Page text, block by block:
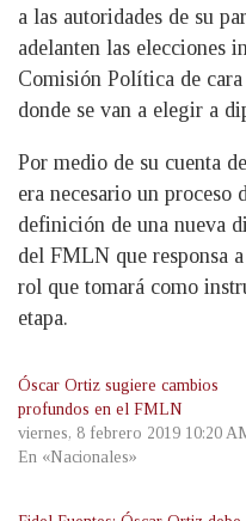
a las autoridades de su
adelanten las elecciones
Comisión Política de
donde se van a elegir a
Por medio de su cuenta
era necesario un proceso
definición de una nueva
del FMLN que responsa
rol que tomará como
etapa.
Óscar Ortiz sugiere cambios
profundos en el FMLN
viernes, 8 febrero 2019 10:20
En «Nacionales»